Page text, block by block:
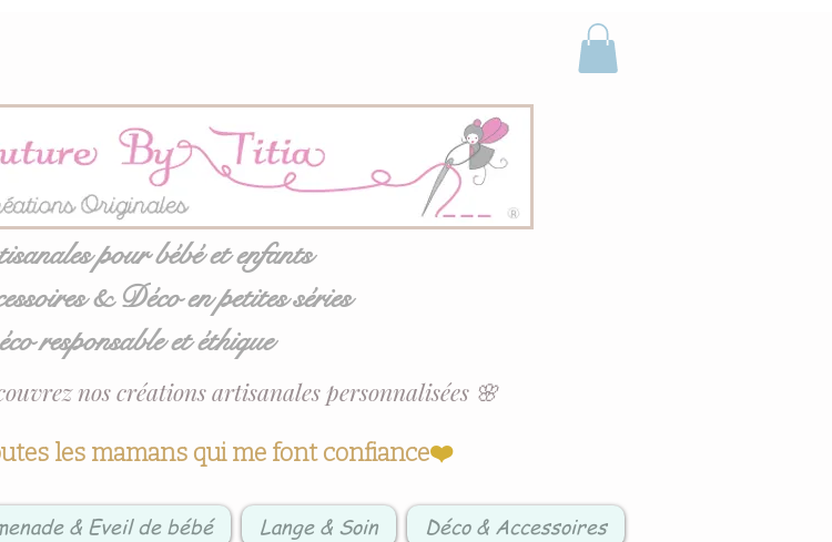
pour bébé et enfants
& Déco en petites séries
responsable et éthique
les mamans qui me font confiance❤️
nos créations artisanales personnalisées 🌸
& Eveil de bébé Lange & Soin Déco & Accessoires